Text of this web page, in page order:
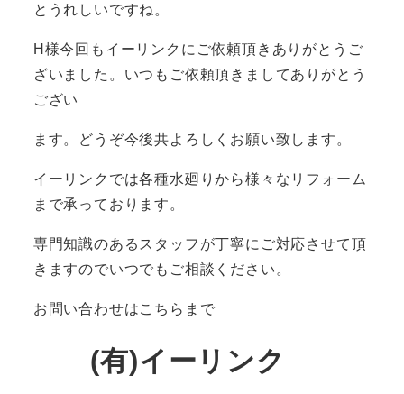
とうれしいですね。
H様今回もイーリンクにご依頼頂きありがとうご
ざいました。いつもご依頼頂きましてありがとう
ござい
ます。どうぞ今後共よろしくお願い致します。
イーリンクでは各種水廻りから様々なリフォーム
まで承っております。
専門知識のあるスタッフが丁寧にご対応させて頂
きますのでいつでもご相談ください。
お問い合わせはこちらまで
(有)イーリンク